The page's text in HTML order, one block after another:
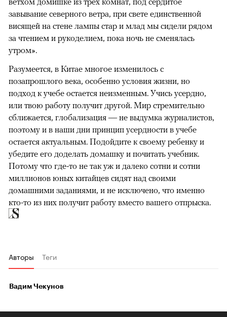
завывание северного ветра, при свете единственной
висящей на стене лампы стар и млад мы сидели рядом
за чтением и рукоделием, пока ночь не сменялась
утром».
Разумеется, в Китае многое изменилось с
позапрошлого века, особенно условия жизни, но
подход к учебе остается неизменным. Учись усердно,
или твою работу получит другой. Мир стремительно
сближается, глобализация — не выдумка журналистов,
поэтому и в наши дни принцип усердности в учебе
остается актуальным. Подойдите к своему ребенку и
убедите его доделать домашку и почитать учебник.
Потому что где-то не так уж и далеко сотни и сотни
миллионов юных китайцев сидят над своими
домашними заданиями, и не исключено, что именно
кто-то из них получит работу вместо вашего отпрыска.
Авторы Теги
Вадим Чекунов